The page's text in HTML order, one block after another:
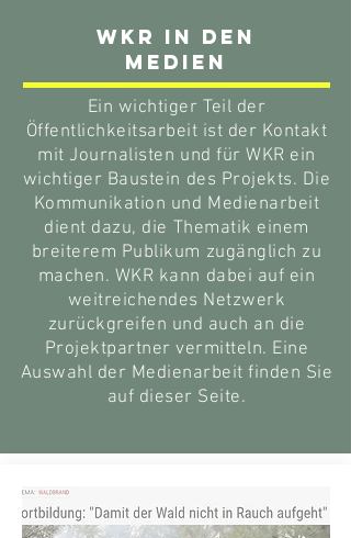
WKR in den
Medien
Ein wichtiger Teil der
Öffentlichkeitsarbeit ist der Kontakt
mit Journalisten und für WKR ein
wichtiger Baustein des Projekts. Die
Kommunikation und Medienarbeit
dient dazu, die Thematik einem
breiterem Publikum zugänglich zu
machen. WKR kann dabei auf ein
weitreichendes Netzwerk
zurückgreifen und auch an die
Projektpartner vermitteln. Eine
Auswahl der Medienarbeit finden Sie
auf dieser Seite.